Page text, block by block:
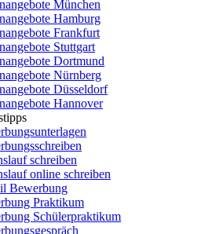
München
Hamburg
Frankfurt
Stuttgart
Dortmund
Nürnberg
Düsseldorf
Hannover
schreiben
online schreiben
Bewerbung
Praktikum
Schülerpraktikum